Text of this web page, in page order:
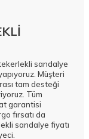
sandalye
Müşteri
tam desteği
Tüm
garantisi
fırsatı da
sandalye fiyatı